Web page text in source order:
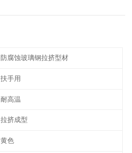
防腐蚀玻璃钢拉挤型材
扶手用
耐高温
拉挤成型
黄色